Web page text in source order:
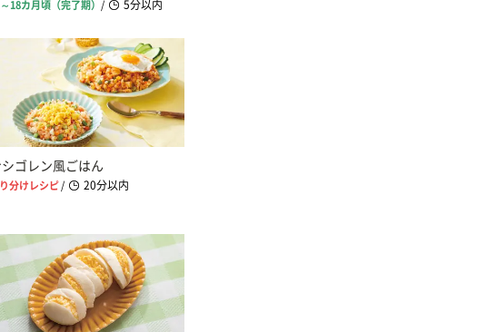
18カ月頃（完了期） / 5分以内
シゴレン風ごはん
分けレシピ / 20分以内